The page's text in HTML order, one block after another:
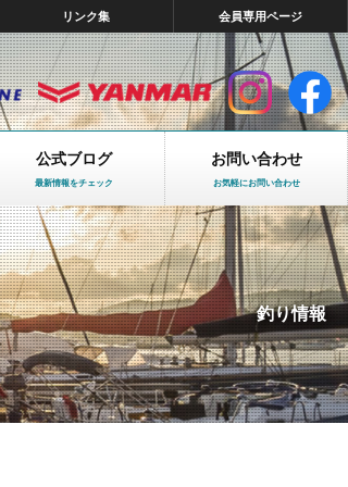
リンク集 会員専用ページ
公式ブログ
最新情報をチェック
お問い合わせ
お気軽にお問い合わせ
釣り情報